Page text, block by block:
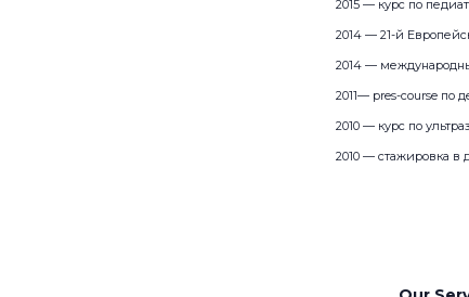
2015 — курс по
2014 — 21-й
2014 —
2011— pres-course по
2010 — курс по
2010 — стажировка в